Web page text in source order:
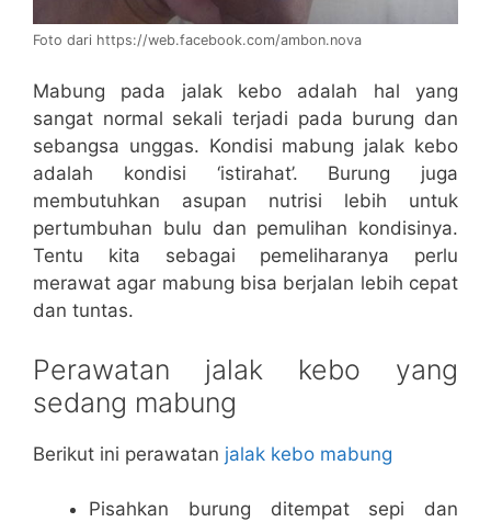
Foto dari https://web.facebook.com/ambon.nova
Mabung pada jalak kebo adalah hal yang
sangat normal sekali terjadi pada burung dan
sebangsa unggas. Kondisi mabung jalak kebo
adalah kondisi ‘istirahat’. Burung juga
membutuhkan asupan nutrisi lebih untuk
pertumbuhan bulu dan pemulihan kondisinya.
Tentu kita sebagai pemeliharanya perlu
merawat agar mabung bisa berjalan lebih cepat
dan tuntas.
Perawatan jalak kebo yang
sedang mabung
Berikut ini perawatan jalak kebo mabung
Pisahkan burung ditempat sepi dan